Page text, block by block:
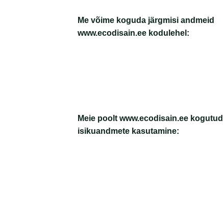
Me võime koguda järgmisi andmeid
www.ecodisain.ee kodulehel:
Meie poolt www.ecodisain.ee kogutud
isikuandmete kasutamine: